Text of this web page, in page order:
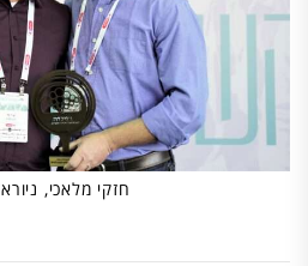
חזקי מלאכי,